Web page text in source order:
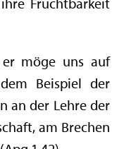
möge uns auf
Beispiel der
an der Lehre der
am Brechen